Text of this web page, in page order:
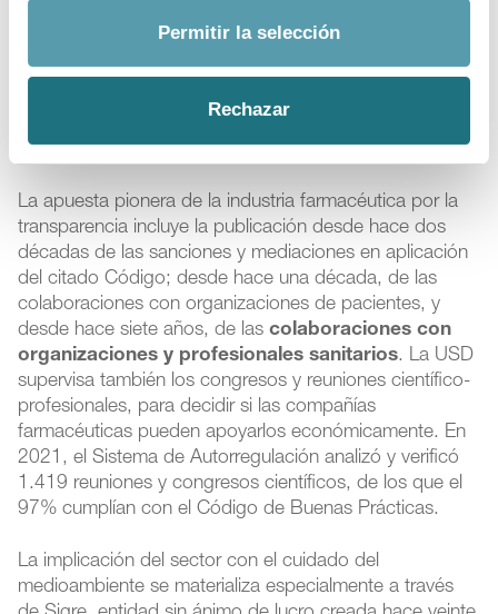
Permitir la selección
Rechazar
cambio climático y el respeto a las buenas
rigurosa autorregulación a través del Código de Buenas
Prácticas de la Industria Farmacéutica, cuyo
Deontológica (USD).
La apuesta pionera de la industria farmacéutica por la
transparencia incluye la publicación desde hace dos
décadas de las sanciones y mediaciones en aplicación
del citado Código; desde hace una década, de las
colaboraciones con organizaciones de pacientes, y
desde hace siete años, de lascolaboraciones con
organizaciones y profesionales sanitarios. La USD
supervisa también los congresos y reuniones científico-
profesionales, para decidir si las compañías
farmacéuticas pueden apoyarlos económicamente. En
2021, el Sistema de Autorregulación analizó y verificó
1.419 reuniones y congresos científicos, de los que el
97% cumplían con el Código de Buenas Prácticas.
La implicación del sector con el cuidado del
medioambiente se materializa especialmente a través